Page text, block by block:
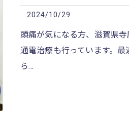
2024/10/29
頭痛が気になる方、滋賀県
通電治療も行っています。
ら…